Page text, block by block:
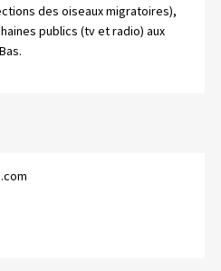
des oiseaux migratoires),
publics (tv et radio) aux